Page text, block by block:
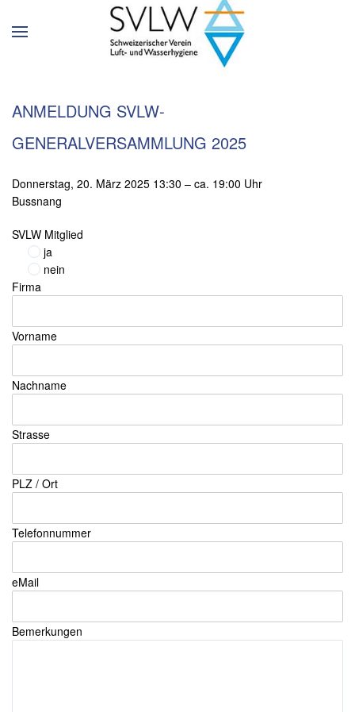
ANMELDUNG SVLW-
GENERALVERSAMMLUNG 2025
Donnerstag, 20. März 2025 13:30 – ca. 19:00 Uhr
Bussnang
SVLW Mitglied
ja
nein
Firma
Vorname
Nachname
Strasse
PLZ / Ort
Telefonnummer
eMail
Bemerkungen